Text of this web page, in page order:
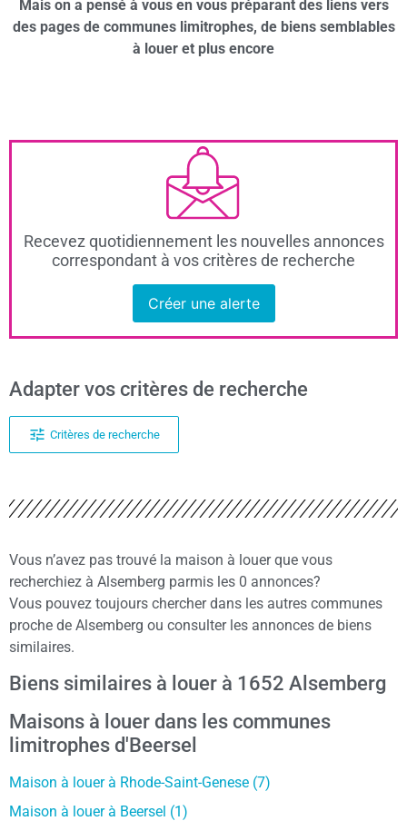
Mais on a pensé à vous en vous préparant des liens vers
des pages de communes limitrophes, de biens semblables
à louer et plus encore
Recevez quotidiennement les nouvelles annonces
correspondant à vos critères de recherche
Créer une alerte
Adapter vos critères de recherche
Critères de recherche
Vous n’avez pas trouvé la maison à louer que vous
recherchiez à Alsemberg parmis les 0 annonces?
Vous pouvez toujours chercher dans les autres communes
proche de Alsemberg ou consulter les annonces de biens
similaires.
Biens similaires à louer à 1652 Alsemberg
Maisons à louer dans les communes
limitrophes d'Beersel
Maison à louer à Rhode-Saint-Genese (7)
Maison à louer à Beersel (1)